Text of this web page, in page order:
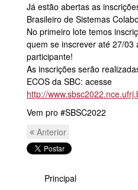
Já estão abertas as
Brasileiro de Sistemas
No primeiro lote temos
quem se inscrever até 27/03
participante!
As inscrições serão
ECOS da SBC: acesse
http://
Vem pro #SBSC2022
Anterior
Principal